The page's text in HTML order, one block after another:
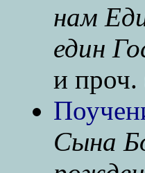
нам
един
и
Сына